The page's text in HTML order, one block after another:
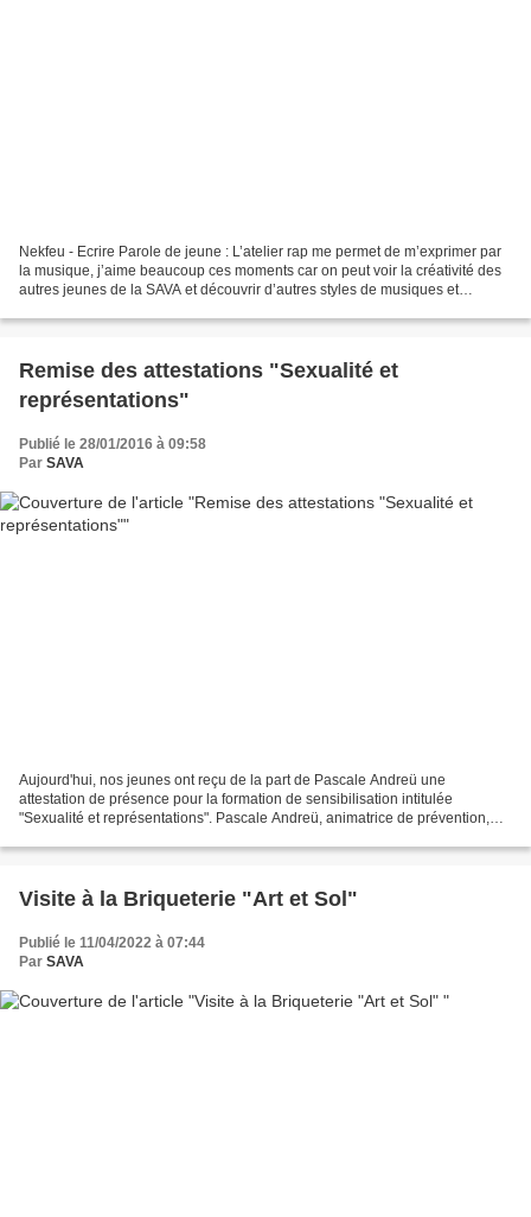
Nekfeu - Ecrire Parole de jeune : L’atelier rap me permet de m’exprimer par
la musique, j’aime beaucoup ces moments car on peut voir la créativité des
autres jeunes de la SAVA et découvrir d’autres styles de musiques et
Remise des attestations "Sexualité et
représentations"
Publié le 28/01/2016 à 09:58
Par SAVA
Aujourd'hui, nos jeunes ont reçu de la part de Pascale Andreü une
attestation de présence pour la formation de sensibilisation intitulée
"Sexualité et représentations". Pascale Andreü, animatrice de prévention,
Visite à la Briqueterie "Art et Sol"
Publié le 11/04/2022 à 07:44
Par SAVA